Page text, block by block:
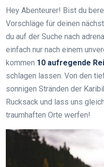
Hey Abenteurer! Bist du
Vorschläge für deinen
du auf der Suche nach
einfach nur nach einem
kommen 10 aufregende
schlagen lassen. Von den
sonnigen Stränden der
Rucksack und lass uns
traumhaften Orte werfen!